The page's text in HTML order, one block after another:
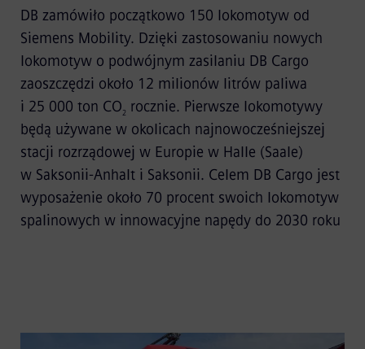
DB zamówiło początkowo 150 lokomotyw od
Siemens Mobility. Dzięki zastosowaniu nowych
lokomotyw o podwójnym zasilaniu DB Cargo
zaoszczędzi około 12 milionów litrów paliwa
i 25 000 ton CO2
rocznie. Pierwsze lokomotywy
będą używane w okolicach najnowocześniejszej
stacji rozrządowej w Europie w Halle (Saale)
w Saksonii-Anhalt i Saksonii. Celem DB Cargo jest
wyposażenie około 70 procent swoich lokomotyw
spalinowych w innowacyjne napędy do 2030 roku